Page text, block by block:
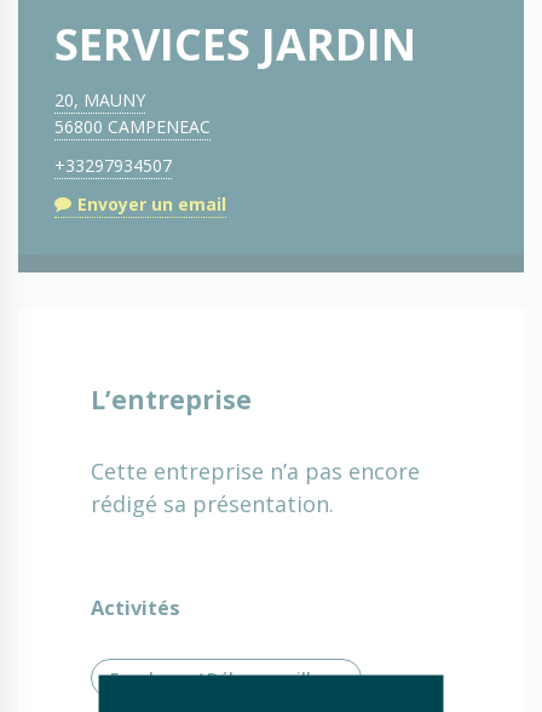
SERVICES JARDIN
20, MAUNY
56800 CAMPENEAC
+33297934507
Envoyer un email
L’entreprise
Cette entreprise n’a pas encore
rédigé sa présentation.
Activités
Fauchage / Débroussaillage